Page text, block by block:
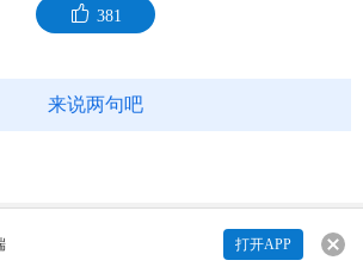
打开APP
381
来说两句吧
© 青岛日报社（集团）版权所有